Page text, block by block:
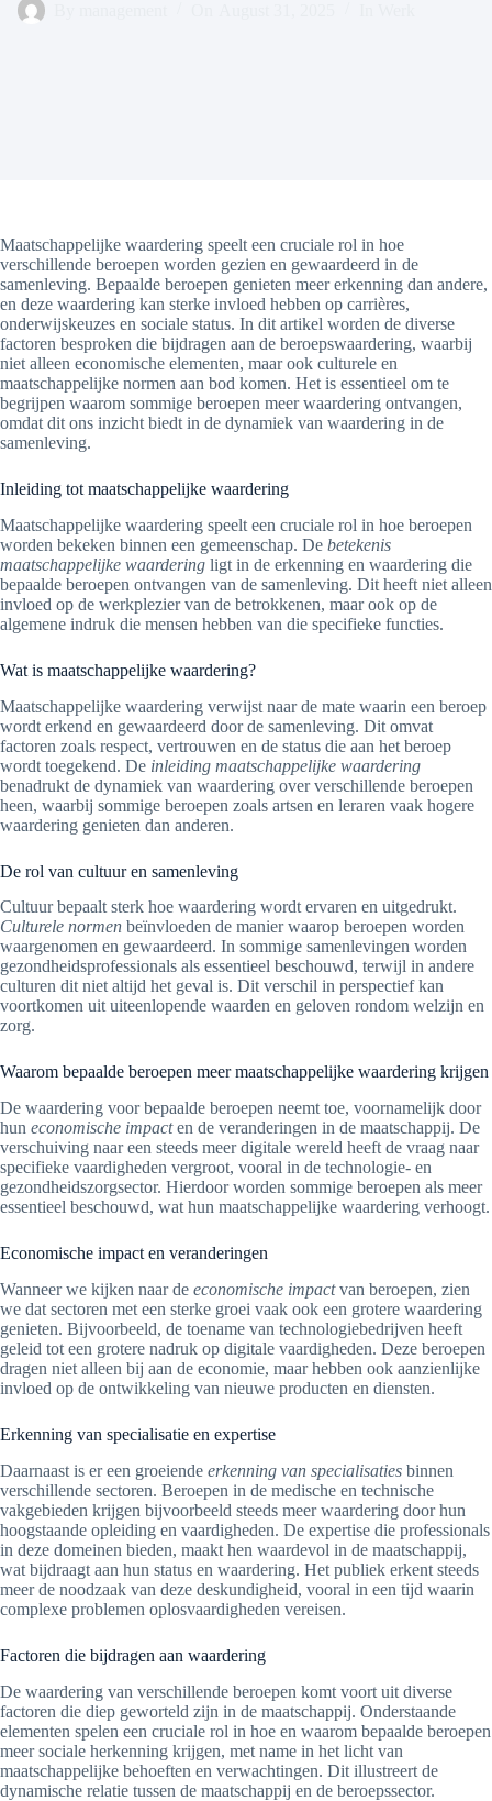
Maatschappelijke waardering speelt een cruciale rol in hoe
verschillende beroepen worden gezien en gewaardeerd in de
samenleving. Bepaalde beroepen genieten meer erkenning dan andere,
en deze waardering kan sterke invloed hebben op carrières,
onderwijskeuzes en sociale status. In dit artikel worden de diverse
factoren besproken die bijdragen aan de beroepswaardering, waarbij
niet alleen economische elementen, maar ook culturele en
maatschappelijke normen aan bod komen. Het is essentieel om te
begrijpen waarom sommige beroepen meer waardering ontvangen,
omdat dit ons inzicht biedt in de dynamiek van waardering in de
samenleving.
Inleiding tot maatschappelijke waardering
Maatschappelijke waardering speelt een cruciale rol in hoe beroepen
worden bekeken binnen een gemeenschap. De betekenis
maatschappelijke waardering ligt in de erkenning en waardering die
bepaalde beroepen ontvangen van de samenleving. Dit heeft niet alleen
invloed op de werkplezier van de betrokkenen, maar ook op de
algemene indruk die mensen hebben van die specifieke functies.
Wat is maatschappelijke waardering?
Maatschappelijke waardering verwijst naar de mate waarin een beroep
wordt erkend en gewaardeerd door de samenleving. Dit omvat
factoren zoals respect, vertrouwen en de status die aan het beroep
wordt toegekend. De inleiding maatschappelijke waardering
benadrukt de dynamiek van waardering over verschillende beroepen
heen, waarbij sommige beroepen zoals artsen en leraren vaak hogere
waardering genieten dan anderen.
De rol van cultuur en samenleving
Cultuur bepaalt sterk hoe waardering wordt ervaren en uitgedrukt.
Culturele normen beïnvloeden de manier waarop beroepen worden
waargenomen en gewaardeerd. In sommige samenlevingen worden
gezondheidsprofessionals als essentieel beschouwd, terwijl in andere
culturen dit niet altijd het geval is. Dit verschil in perspectief kan
voortkomen uit uiteenlopende waarden en geloven rondom welzijn en
zorg.
Waarom bepaalde beroepen meer maatschappelijke waardering krijgen
De waardering voor bepaalde beroepen neemt toe, voornamelijk door
hun economische impacten de veranderingen in de maatschappij. De
verschuiving naar een steeds meer digitale wereld heeft de vraag naar
specifieke vaardigheden vergroot, vooral in de technologie- en
gezondheidszorgsector. Hierdoor worden sommige beroepen als meer
essentieel beschouwd, wat hun maatschappelijke waardering verhoogt.
Economische impact en veranderingen
Wanneer we kijken naar de economische impactvan beroepen, zien
we dat sectoren met een sterke groei vaak ook een grotere waardering
genieten. Bijvoorbeeld, de toename van technologiebedrijven heeft
geleid tot een grotere nadruk op digitale vaardigheden. Deze beroepen
dragen niet alleen bij aan de economie, maar hebben ook aanzienlijke
invloed op de ontwikkeling van nieuwe producten en diensten.
Erkenning van specialisatie en expertise
Daarnaast is er een groeiende erkenning van specialisaties binnen
verschillende sectoren. Beroepen in de medische en technische
vakgebieden krijgen bijvoorbeeld steeds meer waardering door hun
hoogstaande opleiding en vaardigheden. De expertise die professionals
in deze domeinen bieden, maakt hen waardevol in de maatschappij,
wat bijdraagt aan hun status en waardering. Het publiek erkent steeds
meer de noodzaak van deze deskundigheid, vooral in een tijd waarin
complexe problemen oplosvaardigheden vereisen.
Factoren die bijdragen aan waardering
De waardering van verschillende beroepen komt voort uit diverse
factoren die diep geworteld zijn in de maatschappij. Onderstaande
elementen spelen een cruciale rol in hoe en waarom bepaalde beroepen
meer sociale herkenning krijgen, met name in het licht van
maatschappelijke behoeften en verwachtingen. Dit illustreert de
dynamische relatie tussen de maatschappij en de beroepssector.